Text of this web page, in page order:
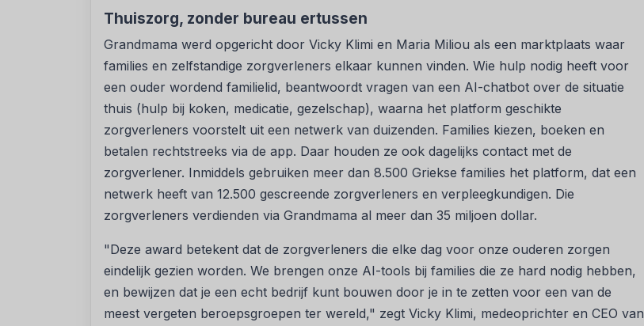
Thuiszorg, zonder bureau ertussen
Grandmama werd opgericht door Vicky Klimi en Maria Miliou als een marktplaats waar
families en zelfstandige zorgverleners elkaar kunnen vinden. Wie hulp nodig heeft voor
een ouder wordend familielid, beantwoordt vragen van een AI-chatbot over de situatie
thuis (hulp bij koken, medicatie, gezelschap), waarna het platform geschikte
zorgverleners voorstelt uit een netwerk van duizenden. Families kiezen, boeken en
betalen rechtstreeks via de app. Daar houden ze ook dagelijks contact met de
zorgverlener. Inmiddels gebruiken meer dan 8.500 Griekse families het platform, dat een
netwerk heeft van 12.500 gescreende zorgverleners en verpleegkundigen. Die
zorgverleners verdienden via Grandmama al meer dan 35 miljoen dollar.
"Deze award betekent dat de zorgverleners die elke dag voor onze ouderen zorgen
eindelijk gezien worden. We brengen onze AI-tools bij families die ze hard nodig hebben,
en bewijzen dat je een echt bedrijf kunt bouwen door je in te zetten voor een van de
meest vergeten beroepsgroepen ter wereld," zegt Vicky Klimi, medeoprichter en CEO van